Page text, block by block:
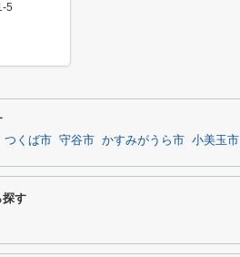
5
つくば市 守谷市 かすみがうら市 小美玉市
探す